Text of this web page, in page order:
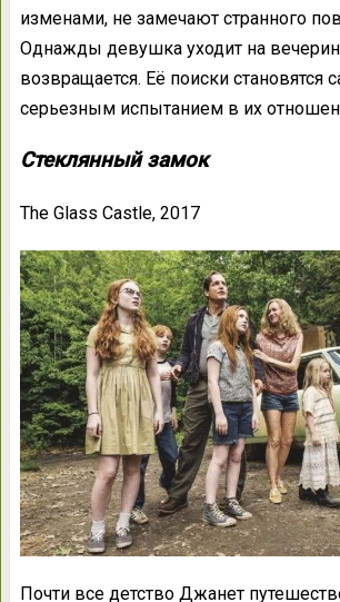
изменами, не замечают странного
Однажды девушка уходит на
возвращается. Её поиски становятся
серьезным испытанием в их
Стеклянный замок
The Glass Castle, 2017
Почти все детство Джанет